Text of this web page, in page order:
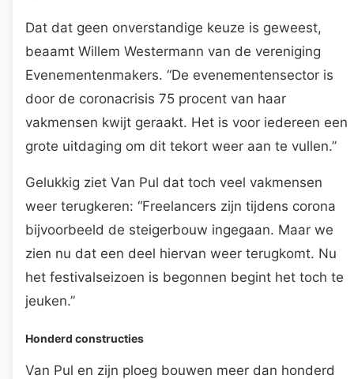
Dat dat geen onverstandige keuze is geweest,
beaamt Willem Westermann van de vereniging
Evenementenmakers. “De evenementensector is
door de coronacrisis 75 procent van haar
vakmensen kwijt geraakt. Het is voor iedereen een
grote uitdaging om dit tekort weer aan te vullen.”
Gelukkig ziet Van Pul dat toch veel vakmensen
weer terugkeren: “Freelancers zijn tijdens corona
bijvoorbeeld de steigerbouw ingegaan. Maar we
zien nu dat een deel hiervan weer terugkomt. Nu
het festivalseizoen is begonnen begint het toch te
jeuken.”
Honderd constructies
Van Pul en zijn ploeg bouwen meer dan honderd